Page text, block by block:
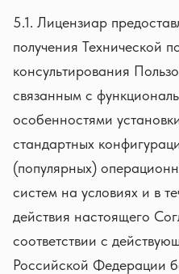
5.1. Лицензиар
получения Технической
консультирования
связанным с
особенностями
стандартных
(популярных)
систем на условиях и в
действия настоящего
соответствии с
Российской Федерации